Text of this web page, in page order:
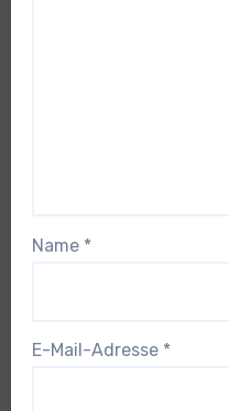
Name *
E-Mail-Adresse *